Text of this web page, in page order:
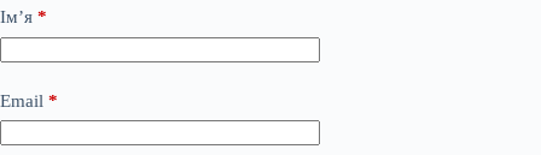
Ім’я *
Email *